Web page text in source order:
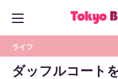
ライフ
ダッフルコート